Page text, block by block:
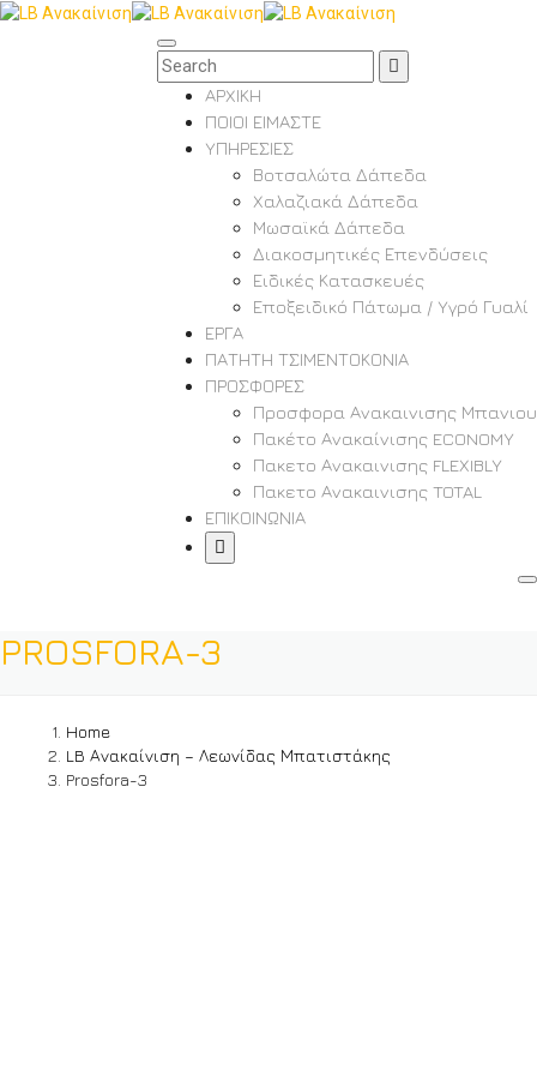
ΑΡΧΙΚΗ
ΠΟΙΟΙ ΕΙΜΑΣΤΕ
ΥΠΗΡΕΣΙΕΣ
Βοτσαλώτα Δάπεδα
Χαλαζιακά Δάπεδα
Μωσαϊκά Δάπεδα
Διακοσμητικές Επενδύσεις
Ειδικές Κατασκευές
Εποξειδικό Πάτωμα / Υγρό Γυαλί
ΕΡΓΑ
ΠΑΤΗΤΗ ΤΣΙΜΕΝΤΟΚΟΝΙΑ
ΠΡΟΣΦΟΡΕΣ
Προσφορα Ανακαινισης Μπανιου
Πακέτο Ανακαίνισης ECONOMY
Πακετο Ανακαινισης FLEXIBLY
Πακετο Ανακαινισης TOTAL
ΕΠΙΚΟΙΝΩΝΙΑ
PROSFORA-3
Home
LB Ανακαίνιση – Λεωνίδας Μπατιστάκης
Prosfora-3